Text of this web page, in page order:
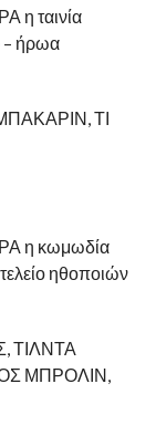
η ταινία
– ήρωα
ΤΙ
η κωμωδία
ηθοποιών
ΤΙΛΝΤΑ
ΜΠΡΟΛΙΝ,